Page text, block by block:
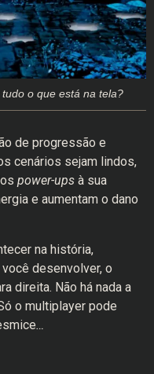
o que está na tela?
de progressão e
cenários sejam lindos,
power-ups à sua
e aumentam o dano
na história,
desenvolver, o
direita. Não há nada a
o multiplayer pode
…